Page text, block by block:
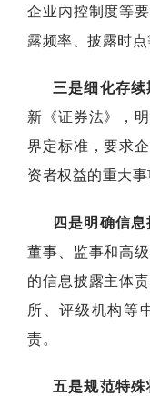
企业内控制度等
露频率、披露时点
三是细化存
新《证券法》，
界定标准，要求
资者权益的重大事
四是明确信息
董事、监事和高
的信息披露主体
所、评级机构等
责。
五是规范特殊